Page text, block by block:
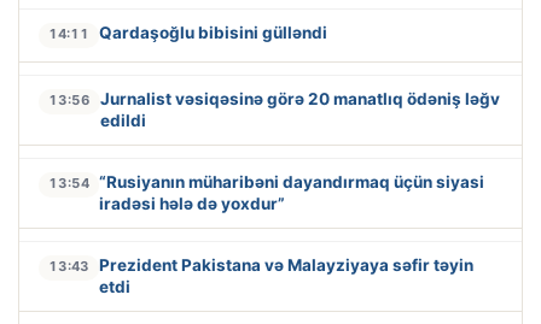
14:11 Qardaşoğlu bibisini gülləndi
13:56
Jurnalist vəsiqəsinə görə 20 manatlıq ödəniş ləğv
edildi
13:54 “Rusiyanın müharibəni dayandırmaq üçün siyasi
iradəsi hələ də yoxdur”
13:43
Prezident Pakistana və Malayziyaya səfir təyin
etdi